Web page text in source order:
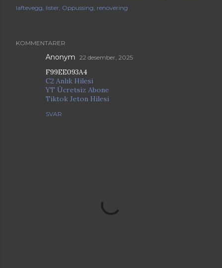
laftevegg lister Oppussing renovering
KOMMENTARER
Anonym 22 desember, 2025
F99EE093A4
C2 Anlık Hilesi
YT Ücretsiz Abone
Tiktok Jeton Hilesi
SVAR